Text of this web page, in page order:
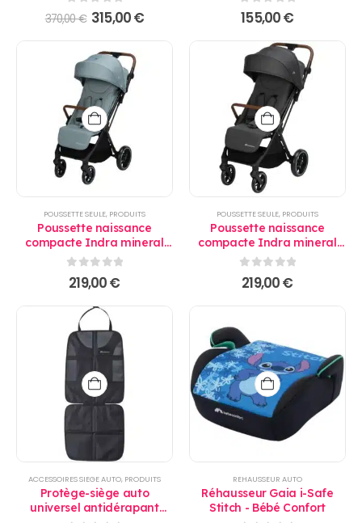
0sur 5
370,00€ Le
prix
initial
était :
370,00 €.
315,00€Le
actuel
0sur 5
155,00€
POUSSETTE SEULE, PRODUITS
Poussette naissance
compacte Indra mineral
blue - Bébé Confort
0sur 5
219,00€
POUSSETTE SEULE, PRODUITS
Poussette naissance
compacte Indra mineral
graphite - Bébé Confort
0sur 5
219,00€
ACCESSOIRES SIEGE AUTO, PRODUITS
Protège-siège auto
universel antidérapant
REHAUSSEUR AUTO
Réhausseur Gaia i-Safe
Stitch - Bébé Confort